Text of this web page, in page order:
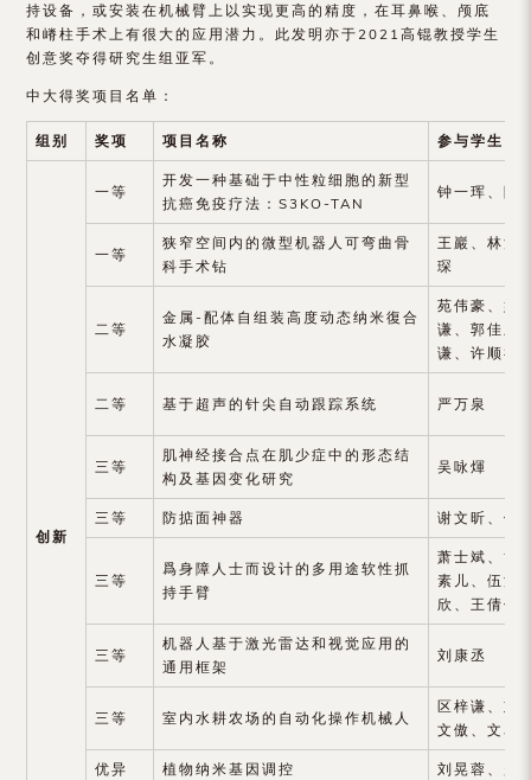
持设备，或安装在机械臂上以实现更高的精度，在耳鼻喉、颅底
和嵴柱手术上有很大的应用潜力。此发明亦于2021高锟教授学生
创意奖夺得研究生组亚军。
中大得奖项目名单：
组别 奖项 项目名称 参与学生
创新
一等
开发一种基础于中性粒细胞的新型
抗癌免疫疗法：S3KO-TAN
钟一珲、陈
一等
狭窄空间内的微型机器人可弯曲骨
科手术钻
王巖、林洪
琛
二等
金属-配体自组装高度动态纳米復合
水凝胶
苑伟豪、姚
谦、郭佳欣
谦、许顺祥
二等 基于超声的针尖自动跟踪系统 严万泉
三等
肌神经接合点在肌少症中的形态结
构及基因变化研究
吴咏煇
三等 防掂面神器 谢文昕、伍
三等
爲身障人士而设计的多用途软性抓
持手臂
萧士斌、黄
素儿、伍沛
欣、王倩仪
三等
机器人基于激光雷达和视觉应用的
通用框架
刘康丞
三等 室内水耕农场的自动化操作机械人
区梓谦、刘
文傲、文卓
优异 植物纳米基因调控 刘晃蓉、赵